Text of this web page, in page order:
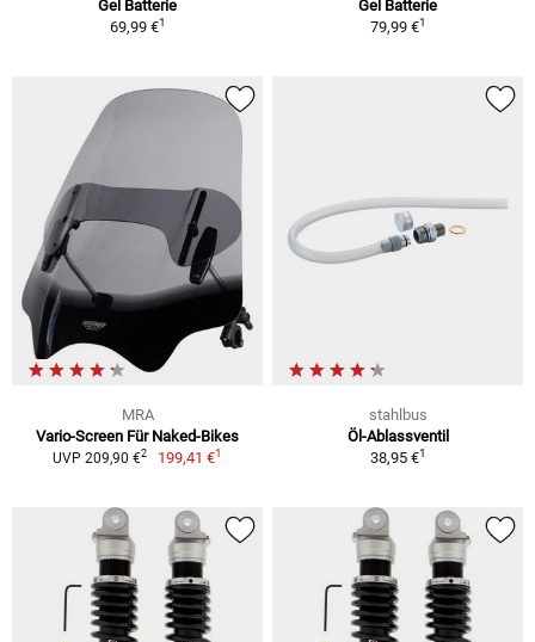
Gel Batterie
69,99 €1
Gel Batterie
79,99 €1
MRA
Vario-Screen Für Naked-Bikes
UVP 209,90 €2 199,41 €1
stahlbus
Öl-Ablassventil
38,95 €1